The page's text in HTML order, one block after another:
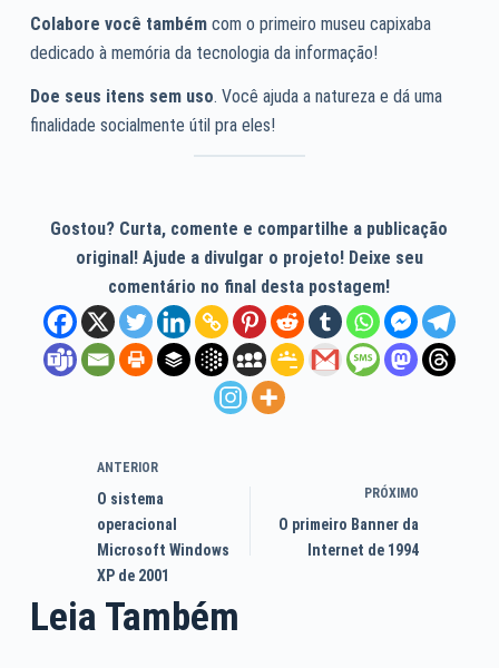
Colabore você tambémcom o primeiro museu capixaba
dedicado à memória da tecnologia da informação!
Doe seus itens sem uso. Você ajuda a natureza e dá uma
finalidade socialmente útil pra eles!
Gostou? Curta, comente e compartilhe a publicação
original! Ajude a divulgar o projeto! Deixe seu
comentário no final desta postagem!
ANTERIOR
O sistema
operacional
Microsoft Windows
XP de 2001
PRÓXIMO
O primeiro Banner da
Internet de 1994
Leia Também